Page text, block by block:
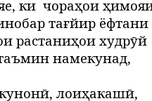
ки чораҳои
тағйир ёфтани
растаниҳои худрӯй
намекунад,
лоиҳакашӣ,